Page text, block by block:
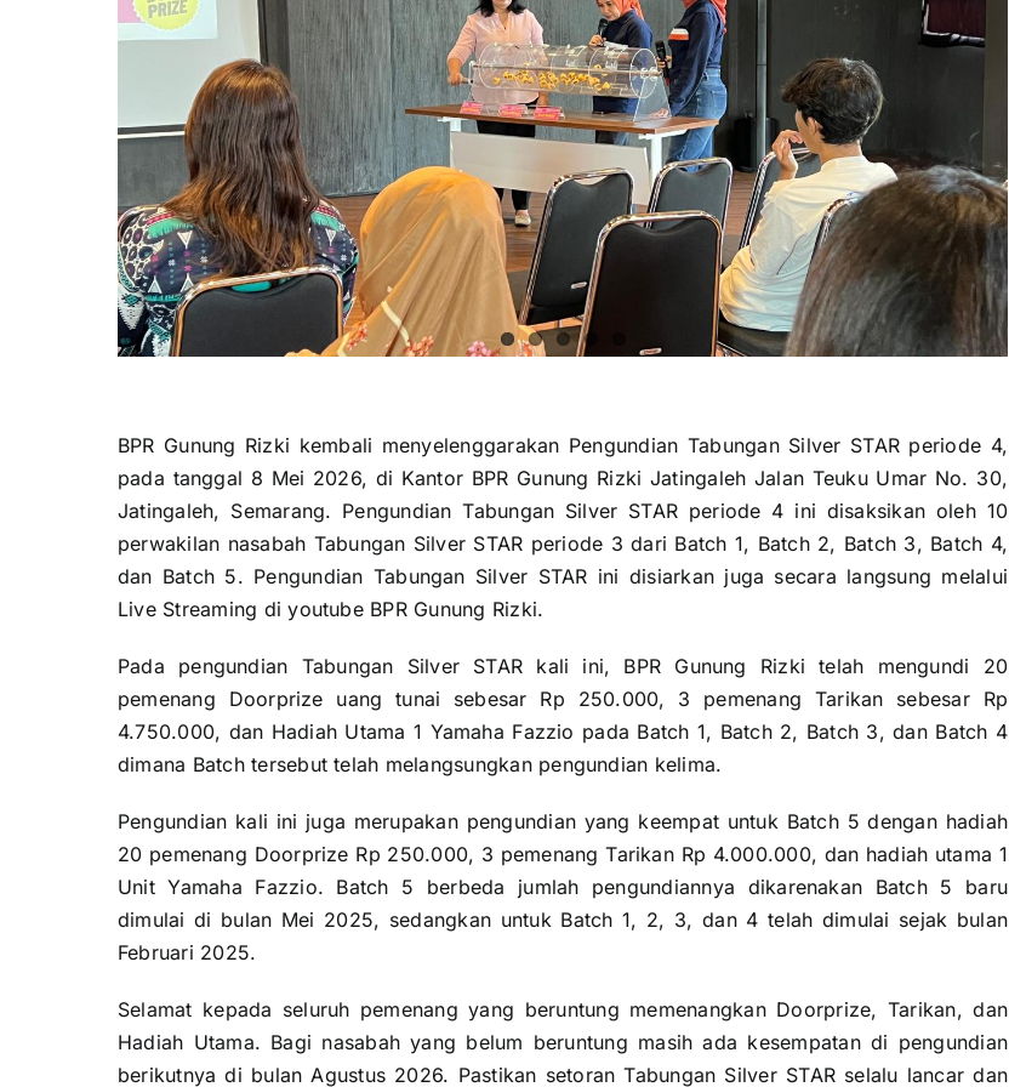
BPR Gunung Rizki kembali menyelenggarakan Pengundian Tabungan Silver STAR periode 4,
pada tanggal 8 Mei 2026, di Kantor BPR Gunung Rizki Jatingaleh Jalan Teuku Umar No. 30,
Jatingaleh, Semarang. Pengundian Tabungan Silver STAR periode 4 ini disaksikan oleh 10
perwakilan nasabah Tabungan Silver STAR periode 3 dari Batch 1, Batch 2, Batch 3, Batch 4,
dan Batch 5. Pengundian Tabungan Silver STAR ini disiarkan juga secara langsung melalui
Live Streaming diyoutube BPR Gunung Rizki.
Pada pengundian Tabungan Silver STAR kali ini, BPR Gunung Rizki telah mengundi 20
pemenang Doorprize uang tunai sebesar Rp 250.000, 3 pemenang Tarikan sebesar Rp
4.750.000, dan Hadiah Utama 1 Yamaha Fazzio pada Batch 1, Batch 2, Batch 3, dan Batch 4
dimana Batch tersebut telah melangsungkan pengundian kelima.
Pengundian kali ini juga merupakan pengundian yang keempat untuk Batch 5 dengan hadiah
20 pemenang Doorprize Rp 250.000, 3 pemenang Tarikan Rp 4.000.000, dan hadiah utama 1
Unit Yamaha Fazzio. Batch 5 berbeda jumlah pengundiannya dikarenakan Batch 5 baru
dimulai di bulan Mei 2025, sedangkan untuk Batch 1, 2, 3, dan 4 telah dimulai sejak bulan
Februari 2025.
Selamat kepada seluruh pemenang yang beruntung memenangkan Doorprize, Tarikan, dan
Hadiah Utama. Bagi nasabah yang belum beruntung masih ada kesempatan di pengundian
berikutnya di bulan Agustus 2026. Pastikan setoran Tabungan Silver STAR selalu lancar dan